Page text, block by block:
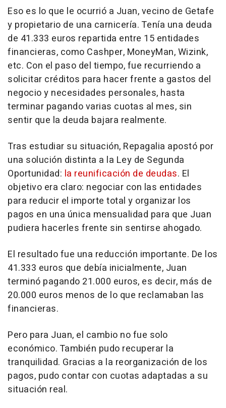
Eso es lo que le ocurrió a Juan, vecino de Getafe
y propietario de una carnicería. Tenía una deuda
de 41.333 euros repartida entre 15 entidades
financieras, como Cashper, MoneyMan, Wizink,
etc. Con el paso del tiempo, fue recurriendo a
solicitar créditos para hacer frente a gastos del
negocio y necesidades personales, hasta
terminar pagando varias cuotas al mes, sin
sentir que la deuda bajara realmente.
Tras estudiar su situación, Repagalia apostó por
una solución distinta a la Ley de Segunda
Oportunidad: la reunificación de deudas. El
objetivo era claro: negociar con las entidades
para reducir el importe total y organizar los
pagos en una única mensualidad para que Juan
pudiera hacerles frente sin sentirse ahogado.
El resultado fue una reducción importante. De los
41.333 euros que debía inicialmente, Juan
terminó pagando 21.000 euros, es decir, más de
20.000 euros menos de lo que reclamaban las
financieras.
Pero para Juan, el cambio no fue solo
económico. También pudo recuperar la
tranquilidad. Gracias a la reorganización de los
pagos, pudo contar con cuotas adaptadas a su
situación real.